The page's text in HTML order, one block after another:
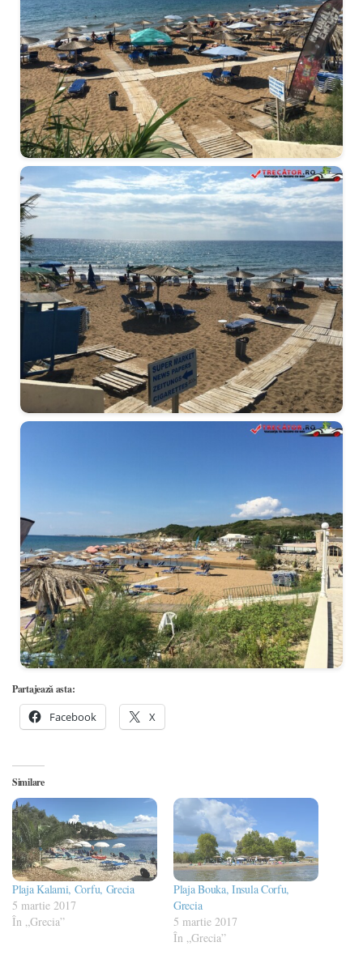
Partajează asta:
Facebook X
Similare
Plaja Kalami, Corfu, Grecia
5 martie 2017
În „Grecia”
Plaja Bouka, Insula Corfu,
Grecia
5 martie 2017
În „Grecia”